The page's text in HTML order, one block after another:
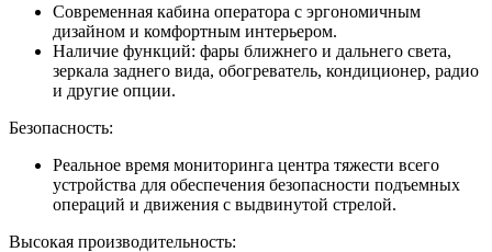
Современная кабина оператора с эргономичным
дизайном и комфортным интерьером.
Наличие функций: фары ближнего и дальнего света,
зеркала заднего вида, обогреватель, кондиционер, радио
и другие опции.
Безопасность:
Реальное время мониторинга центра тяжести всего
устройства для обеспечения безопасности подъемных
операций и движения с выдвинутой стрелой.
Высокая производительность: